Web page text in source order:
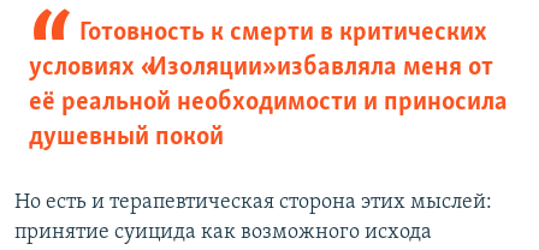
Готовность к смерти в критических
условиях «Изоляции» избавляла меня от
её реальной необходимости и приносила
душевный покой
Но есть и терапевтическая сторона этих мыслей:
принятие суицида как возможного исхода